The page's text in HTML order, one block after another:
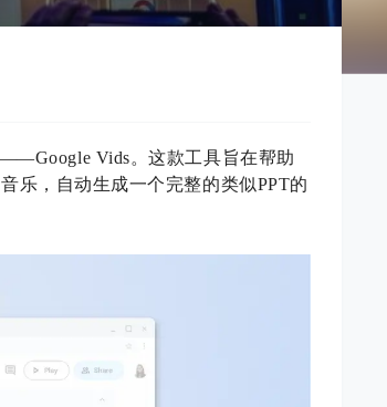
Vids。这款工具旨在帮助
乐，自动生成一个完整的类似PPT的